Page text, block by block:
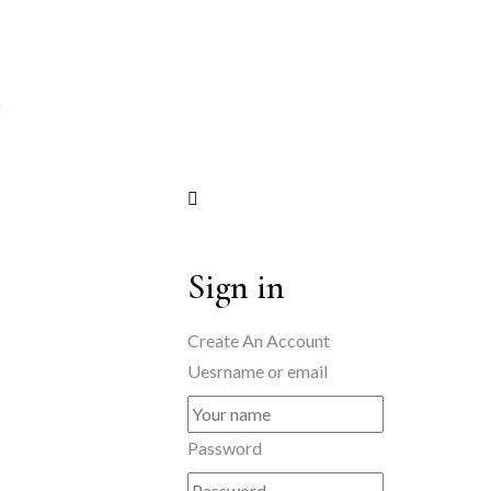
Sign in
Create An Account
Uesrname or email
Password